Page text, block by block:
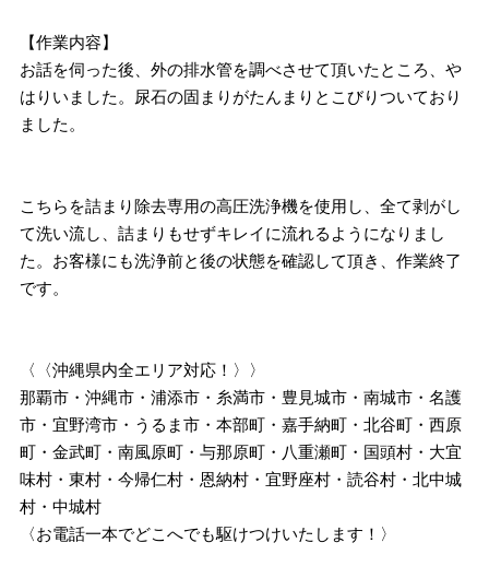
【作業内容】
お話を伺った後、外の排水管を調べさせて頂いたところ、や
はりいました。尿石の固まりがたんまりとこびりついており
ました。
こちらを詰まり除去専用の高圧洗浄機を使用し、全て剥がし
て洗い流し、詰まりもせずキレイに流れるようになりまし
た。お客様にも洗浄前と後の状態を確認して頂き、作業終了
です。
〈〈沖縄県内全エリア対応！〉〉
那覇市・沖縄市・浦添市・糸満市・豊見城市・南城市・名護
市・宜野湾市・うるま市・本部町・嘉手納町・北谷町・西原
町・金武町・南風原町・与那原町・八重瀬町・国頭村・大宜
味村・東村・今帰仁村・恩納村・宜野座村・読谷村・北中城
村・中城村
〈お電話一本でどこへでも駆けつけいたします！〉